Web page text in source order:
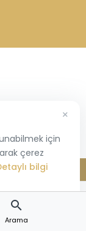
ile oluşturulmuştur.
search
Arama
için
çerez
bilgi
×